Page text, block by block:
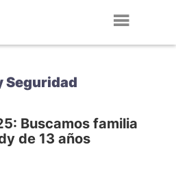
Seguridad
Buscamos familia
de 13 años